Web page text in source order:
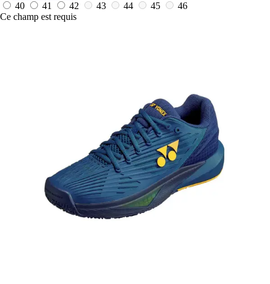
40
41 42 43 44 45
46
Ce champ est requis